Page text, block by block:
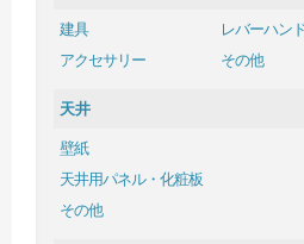
建具
レバーハン
アクセサリー
その他
天井
壁紙
天井用パネル・化粧板
その他